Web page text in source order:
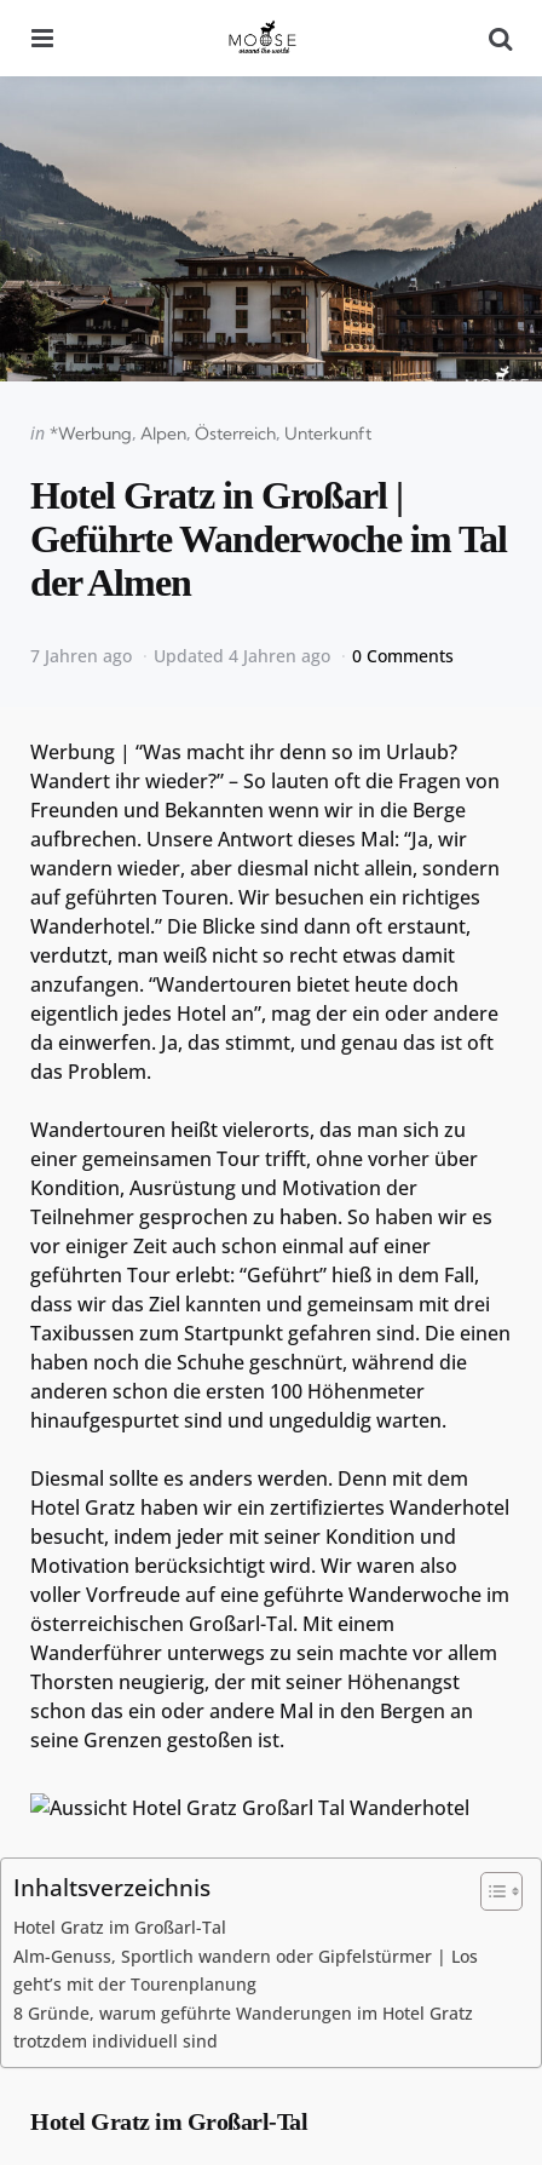
Categories
Posted
in *Werbung Alpen Österreich Unterkunft
Hotel Gratz in Großarl |
Geführte Wanderwoche im Tal
der Almen
7 Jahren ago Updated 4 Jahren ago 0 Comments
Werbung | “Was macht ihr denn so im Urlaub?
Wandert ihr wieder?” – So lauten oft die Fragen von
Freunden und Bekannten wenn wir in die Berge
aufbrechen. Unsere Antwort dieses Mal: “Ja, wir
wandern wieder, aber diesmal nicht allein, sondern
auf geführten Touren. Wir besuchen ein richtiges
Wanderhotel.” Die Blicke sind dann oft erstaunt,
verdutzt, man weiß nicht so recht etwas damit
anzufangen. “Wandertouren bietet heute doch
eigentlich jedes Hotel an”, mag der ein oder andere
da einwerfen. Ja, das stimmt, und genau das ist oft
das Problem.
Wandertouren heißt vielerorts, das man sich zu
einer gemeinsamen Tour trifft, ohne vorher über
Kondition, Ausrüstung und Motivation der
Teilnehmer gesprochen zu haben. So haben wir es
vor einiger Zeit auch schon einmal auf einer
geführten Tour erlebt: “Geführt” hieß in dem Fall,
dass wir das Ziel kannten und gemeinsam mit drei
Taxibussen zum Startpunkt gefahren sind. Die einen
haben noch die Schuhe geschnürt, während die
anderen schon die ersten 100 Höhenmeter
hinaufgespurtet sind und ungeduldig warten.
Diesmal sollte es anders werden. Denn mit dem
Hotel Gratz haben wir ein zertifiziertes Wanderhotel
besucht, indem jeder mit seiner Kondition und
Motivation berücksichtigt wird. Wir waren also
voller Vorfreude auf eine geführte Wanderwoche im
österreichischen Großarl-Tal. Mit einem
Wanderführer unterwegs zu sein machte vor allem
Thorsten neugierig, der mit seiner Höhenangst
schon das ein oder andere Mal in den Bergen an
seine Grenzen gestoßen ist.
Inhaltsverzeichnis
Hotel Gratz im Großarl-Tal
Alm-Genuss, Sportlich wandern oder Gipfelstürmer | Los
geht’s mit der Tourenplanung
8 Gründe, warum geführte Wanderungen im Hotel Gratz
trotzdem individuell sind
Hotel Gratz im Großarl-Tal